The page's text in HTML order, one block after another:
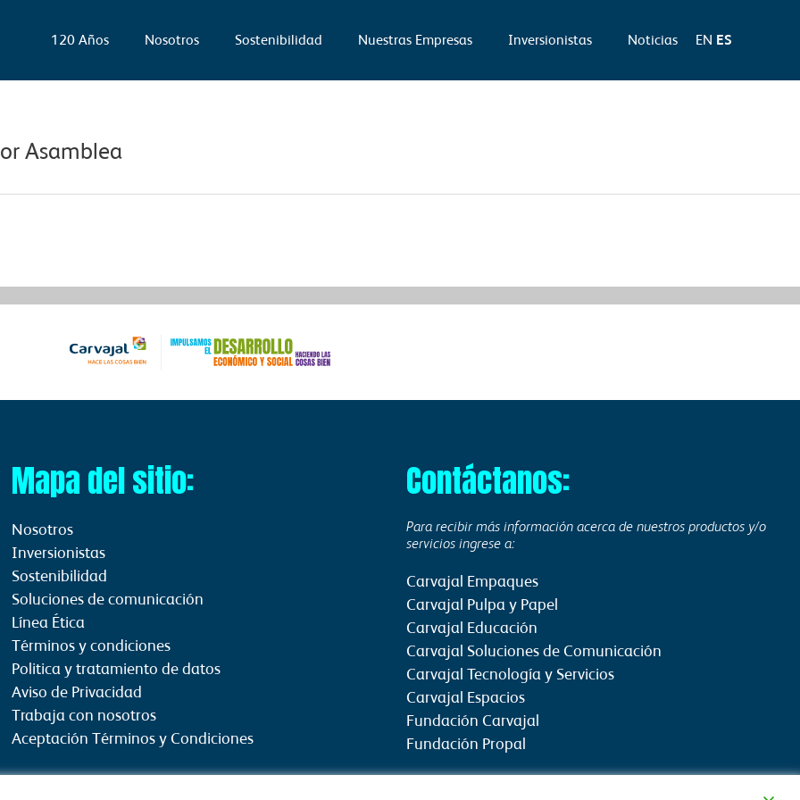
120 Años Nosotros Sostenibilidad Nuestras Empresas Inversionistas Noticias EN ES
Asamblea
Mapa del sitio:
Nosotros
Inversionistas
Sostenibilidad
Soluciones de comunicación
Línea Ética
Términos y condiciones
Politica y tratamiento de datos
Aviso de Privacidad
Trabaja con nosotros
Aceptación Términos y Condiciones
Contáctanos:
Para recibir más información acerca de nuestros productos y/o
servicios ingrese a:
Carvajal Empaques
Carvajal Pulpa y Papel
Carvajal Educación
Carvajal Soluciones de Comunicación
Carvajal Tecnología y Servicios
Carvajal Espacios
Fundación Carvajal
Fundación Propal